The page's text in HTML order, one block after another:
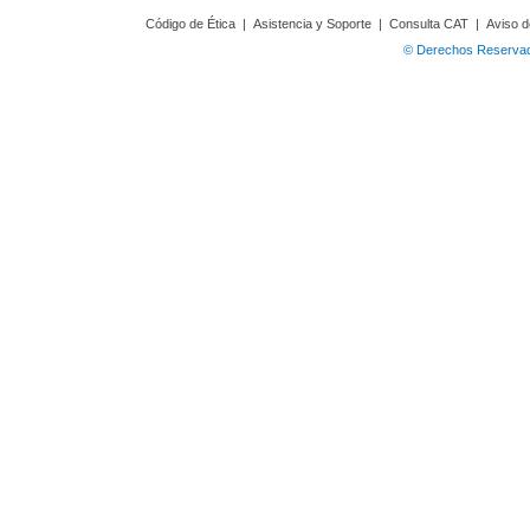
Código de Ética | Asistencia y Soporte | Consulta CAT | Aviso
© Derechos